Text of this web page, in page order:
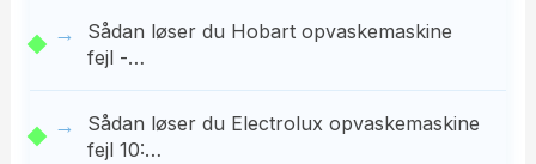
Sådan løser du Hobart opvaskemaskine
fejl -…
Sådan løser du Electrolux opvaskemaskine
fejl 10:…